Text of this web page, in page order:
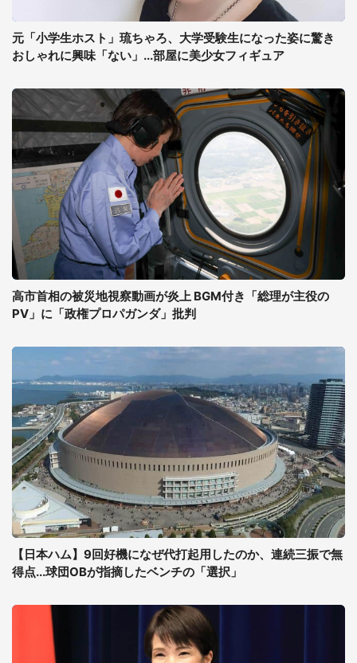
元「小学生ホスト」琉ちゃろ、大学受験生になった姿に驚き
おしゃれに興味「ない」...部屋に美少女フィギュア
高市首相の被災地視察動画が炎上 BGM付き「総理が主役の
PV」に「政権プロパガンダ」批判
【日本ハム】9回好機になぜ代打起用したのか、連続三振で無
得点...球団OBが指摘したベンチの「選択」